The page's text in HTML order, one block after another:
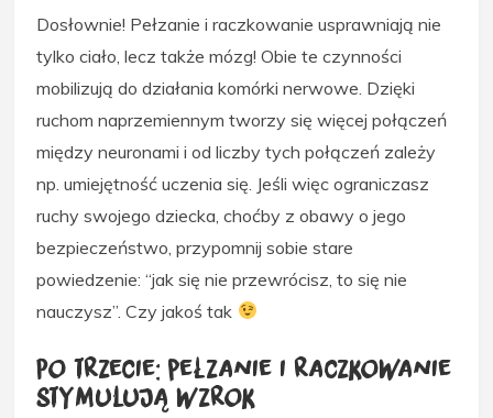
Dosłownie! Pełzanie i raczkowanie usprawniają nie
tylko ciało, lecz także mózg! Obie te czynności
mobilizują do działania komórki nerwowe. Dzięki
ruchom naprzemiennym tworzy się więcej połączeń
między neuronami i od liczby tych połączeń zależy
np. umiejętność uczenia się. Jeśli więc ograniczasz
ruchy swojego dziecka, choćby z obawy o jego
bezpieczeństwo, przypomnij sobie stare
powiedzenie: “jak się nie przewrócisz, to się nie
nauczysz”. Czy jakoś tak
Po trzecie: pełzanie i raczkowanie
stymulują wzrok